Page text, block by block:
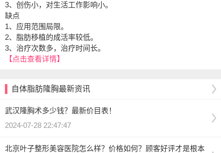
3、创伤小，对生活工作影响小。
缺点
1、应用范围局限。
2、脂肪移植的成活率较低。
3、治疗次数多，治疗时间长。
【点击查看详情】
自体脂肪隆胸最新资讯
武汉隆胸术多少钱？最新价目表！
2024-07-28 22:47:47
北京叶子整形美容医院怎么样？价格如何？顾客好评才是根本